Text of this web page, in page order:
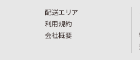
配送エリア
利用規約
会社概要